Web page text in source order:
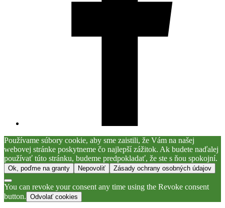
Používame súbory cookie, aby sme zaistili, že Vám na našej
webovej stránke poskytneme čo najlepší zážitok. Ak budete naďalej
používať túto stránku, budeme predpokladať, že ste s ňou spokojní.
Ok, poďme na granty Nepovoliť Zásady ochrany osobných údajov
You can revoke your consent any time using the Revoke consent
button. Odvolať cookies